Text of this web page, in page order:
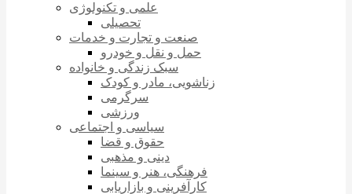
علمی و تکنولوژی
تحصیلی
صنعت و تجارت و خدمات
حمل و نقل و خودرو
سبک زندگی و خانواده
زناشویی، مادر و کودک
سرگرمی
ورزشی
سیاسی و اجتماعی
حقوق و قضا
دینی و مذهبی
فرهنگی، هنر و سینما
کارآفرینی و بازاریابی